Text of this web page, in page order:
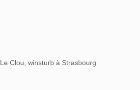
Le Clou, winsturb à Strasbourg